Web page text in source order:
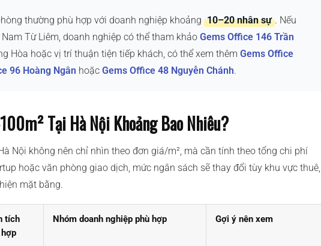
thường phù hợp với doanh nghiệp khoảng 10–20 nhân sự . Nếu
Từ Liêm, doanh nghiệp có thể tham khảo Gems Office 146 Trần
Hòa hoặc vị trí thuận tiện tiếp khách, có thể xem thêm Gems Office
96 Hoàng Ngân hoặc Gems Office 48 Nguyễn Chánh.
Tại Hà Nội Khoảng Bao Nhiêu?
Nội không nên chỉ nhìn theo đơn giá/m², mà cần tính theo tổng chi phí
hoặc văn phòng giao dịch, mức ngân sách sẽ thay đổi tùy khu vực thuê,
mặt bằng.
tích
Nhóm doanh nghiệp phù hợp Gợi ý nên xem